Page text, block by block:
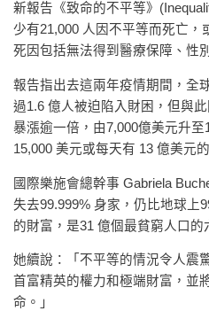
新報告《致命的不平等》
少有21,000 人因不平等而死亡，
死因包括無法得到醫療保障、性
報告指出去這兩年疫情期間，全
過1.6 億人被迫陷入財困，但與
暴漲逾一倍，由7,000億美元升
15,000 美元或每天有 13 億美元
國際樂施會總幹事 Gabriela
失去99.999% 身家，仍比地球上
的財富，是31 億個最貧窮人口的
她續說：「不平等的情況令人震
首富精英的權力和極端財富，並
命。」